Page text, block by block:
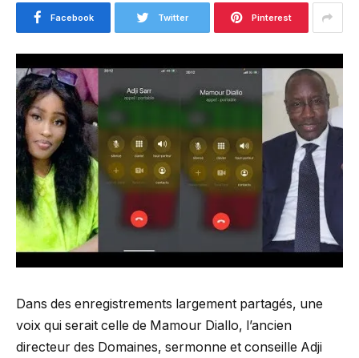
Facebook Twitter Pinterest
Dans des enregistrements largement partagés, une
voix qui serait celle de Mamour Diallo, l’ancien
directeur des Domaines, sermonne et conseille Adji